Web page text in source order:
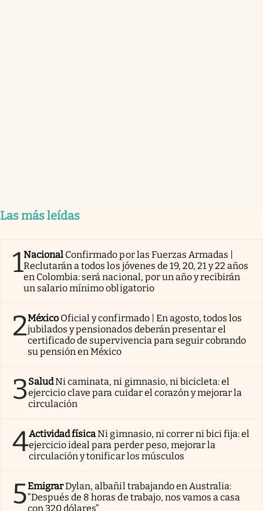
Las más leídas
1Nacional Confirmado por las Fuerzas Armadas |
Reclutarán a todos los jóvenes de 19, 20, 21 y 22 años
en Colombia: será nacional, por un año y recibirán
un salario mínimo obligatorio
2México Oficial y confirmado | En agosto, todos los
jubilados y pensionados deberán presentar el
certificado de supervivencia para seguir cobrando
su pensión en México
3SaludNi caminata, ni gimnasio, ni bicicleta: el
ejercicio clave para cuidar el corazón y mejorar la
circulación
4Actividad físicaNi gimnasio, ni correr ni bici fija: el
ejercicio ideal para perder peso, mejorar la
circulación y tonificar los músculos
5EmigrarDylan, albañil trabajando en Australia:
“Después de 8 horas de trabajo, nos vamos a casa
con 320 dólares”